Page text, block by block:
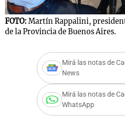
FOTO: Martín Rappalini,
de la Provincia de Buenos Aires.
Mirá las notas de
News
Mirá las notas de
WhatsApp
Mundial 2026